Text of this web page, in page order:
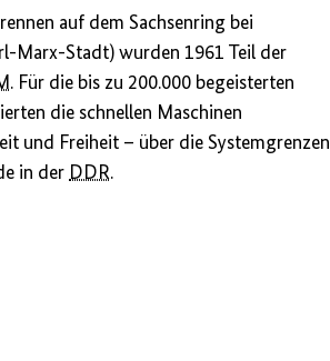
auf dem Sachsenring bei
Marx-Stadt) wurden 1961 Teil der
. Für die bis zu 200.000 begeisterten
die schnellen Maschinen
und Freiheit – über die Systemgrenzen
in der DDR.